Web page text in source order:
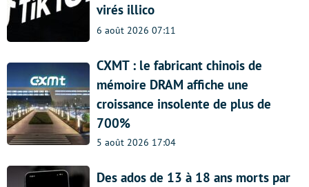
virés illico
6 août 2026 07:11
CXMT : le fabricant chinois de
mémoire DRAM affiche une
croissance insolente de plus de
700%
5 août 2026 17:04
Des ados de 13 à 18 ans morts par